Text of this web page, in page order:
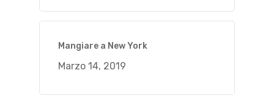
Mangiare a New York
Marzo 14, 2019